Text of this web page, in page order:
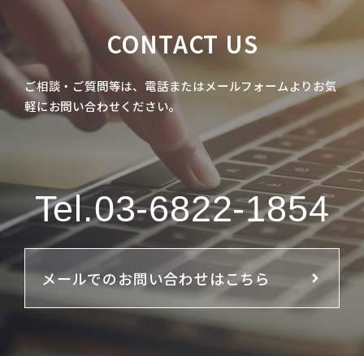
CONTACT US
ご相談・ご質問等は、電話またはメールフォームよりお気
軽にお問い合わせください。
Tel.03-6822-1854
メールでのお問い合わせはこちら